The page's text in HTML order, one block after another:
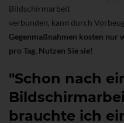
Bildschirmarbeit
verbunden, kann durch
Gegenmaßnahmen kosten nur
pro Tag. Nutzen Sie sie!
"Schon nach
brauchte ich